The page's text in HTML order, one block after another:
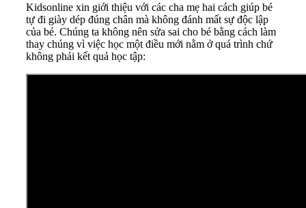
Kidsonline xin giới thiệu với các cha mẹ hai cách giúp bé
tự đi giày dép đúng chân mà không đánh mất sự độc lập
của bé. Chúng ta không nên sửa sai cho bé bằng cách làm
thay chúng vì việc học một điều mới nằm ở quá trình chứ
không phải kết quả học tập: